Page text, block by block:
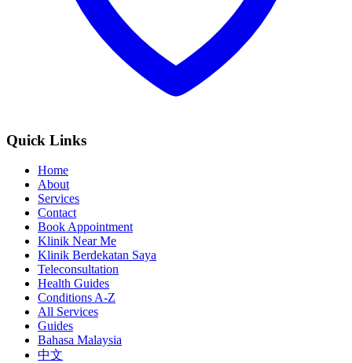
Quick Links
Home
About
Services
Contact
Book Appointment
Klinik Near Me
Klinik Berdekatan Saya
Teleconsultation
Health Guides
Conditions A-Z
All Services
Guides
Bahasa Malaysia
中文